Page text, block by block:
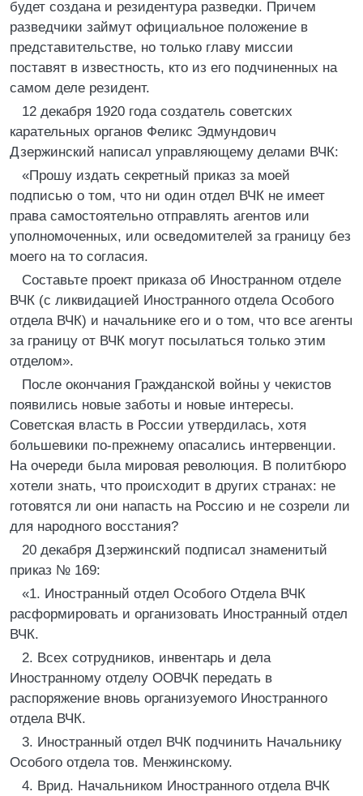
будет создана и резидентура разведки. Причем
разведчики займут официальное положение в
представительстве, но только главу миссии
поставят в известность, кто из его подчиненных на
самом деле резидент.
12 декабря 1920 года создатель советских
карательных органов Феликс Эдмундович
Дзержинский написал управляющему делами ВЧК:
«Прошу издать секретный приказ за моей
подписью о том, что ни один отдел ВЧК не имеет
права самостоятельно отправлять агентов или
уполномоченных, или осведомителей за границу без
моего на то согласия.
Составьте проект приказа об Иностранном отделе
ВЧК (с ликвидацией Иностранного отдела Особого
отдела ВЧК) и начальнике его и о том, что все агенты
за границу от ВЧК могут посылаться только этим
отделом».
После окончания Гражданской войны у чекистов
появились новые заботы и новые интересы.
Советская власть в России утвердилась, хотя
большевики по-прежнему опасались интервенции.
На очереди была мировая революция. В политбюро
хотели знать, что происходит в других странах: не
готовятся ли они напасть на Россию и не созрели ли
для народного восстания?
20 декабря Дзержинский подписал знаменитый
приказ № 169:
«1. Иностранный отдел Особого Отдела ВЧК
расформировать и организовать Иностранный отдел
ВЧК.
2. Всех сотрудников, инвентарь и дела
Иностранному отделу ООВЧК передать в
распоряжение вновь организуемого Иностранного
отдела ВЧК.
3. Иностранный отдел ВЧК подчинить Начальнику
Особого отдела тов. Менжинскому.
4. Врид. Начальником Иностранного отдела ВЧК